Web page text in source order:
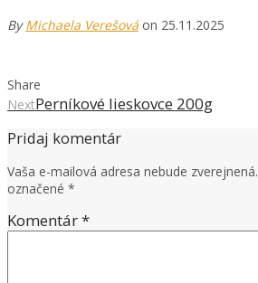
ByMichaela Verešová on 25.11.2025
Share
NextPerníkové lieskovce 200g
Pridaj komentár
Vaša e-mailová adresa nebude zverejnená.
označené *
Komentár*